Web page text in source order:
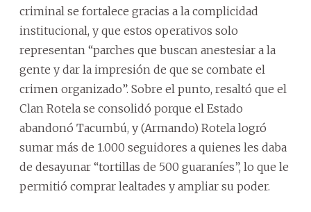
criminal se fortalece gracias a la complicidad
institucional, y que estos operativos solo
representan “parches que buscan anestesiar a la
gente y dar la impresión de que se combate el
crimen organizado”. Sobre el punto, resaltó que el
Clan Rotela se consolidó porque el Estado
abandonó Tacumbú, y (Armando) Rotela logró
sumar más de 1.000 seguidores a quienes les daba
de desayunar “tortillas de 500 guaraníes”, lo que le
permitió comprar lealtades y ampliar su poder.